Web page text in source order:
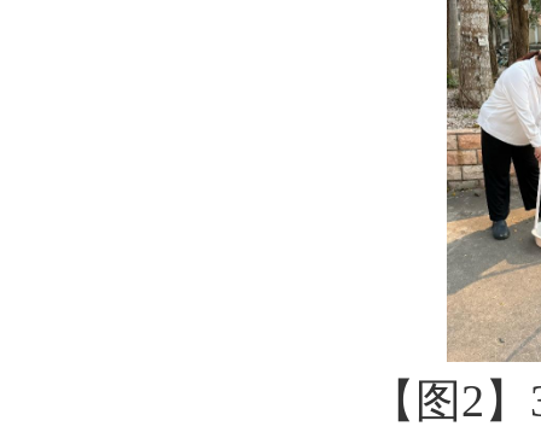
【图 2 】